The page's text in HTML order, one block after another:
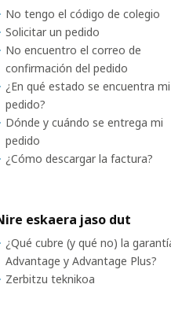
No tengo el código de colegio
Solicitar un pedido
No encuentro el correo de
confirmación del pedido
¿En qué estado se encuentra mi
pedido?
Dónde y cuándo se entrega mi
pedido
¿Cómo descargar la factura?
eskaera jaso dut
¿Qué cubre (y qué no) la
Advantage y Advantage Plus?
Zerbitzu teknikoa